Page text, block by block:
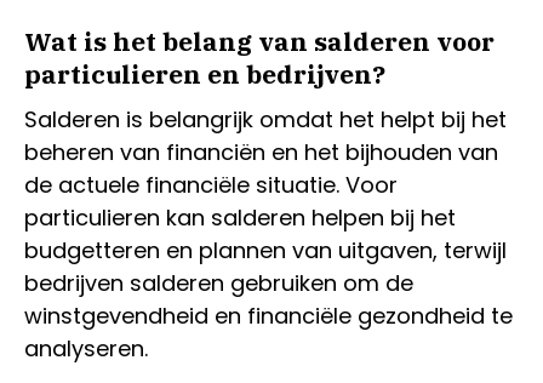
Wat is het belang van salderen voor
particulieren en bedrijven?
Salderen is belangrijk omdat het helpt bij het
beheren van financiën en het bijhouden van
de actuele financiële situatie. Voor
particulieren kan salderen helpen bij het
budgetteren en plannen van uitgaven, terwijl
bedrijven salderen gebruiken om de
winstgevendheid en financiële gezondheid te
analyseren.